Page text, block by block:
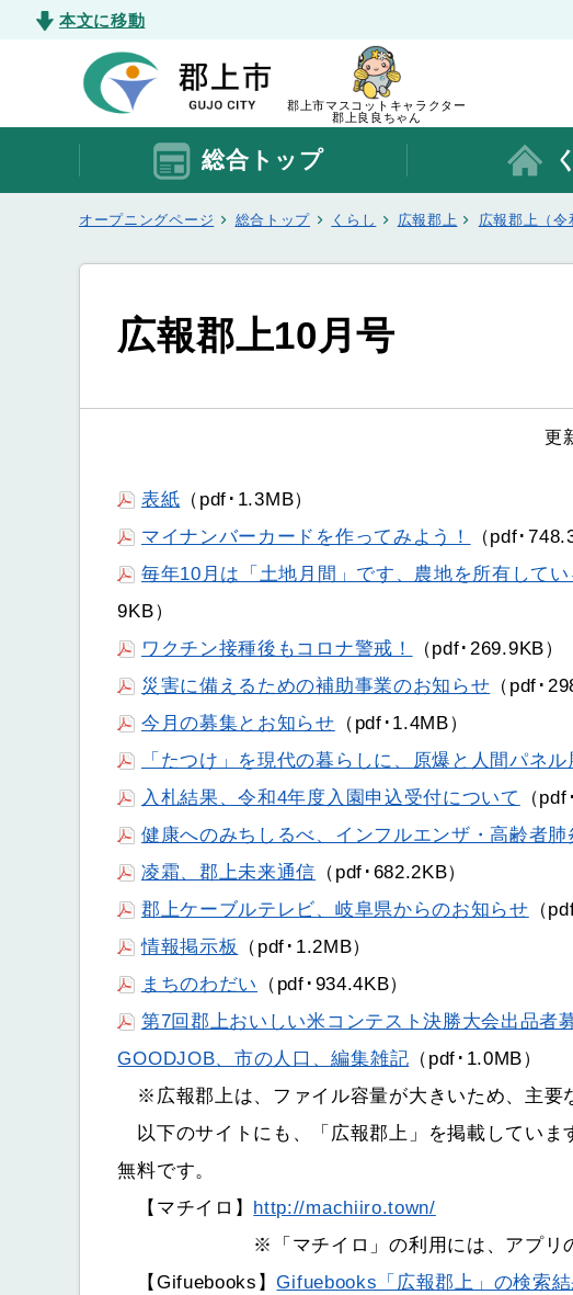
本文に移動
郡上市マスコットキャラクター
郡上良良ちゃん
総合トップ
オープニングページ 総合トップ くらし 広報郡上 広報郡上（令
広報郡上10月号
更
表紙 （pdf･1.3MB）
マイナンバーカードを作ってみよう！
（pdf･
毎年10月は「土地月間」です、農地を所有して
9KB）
ワクチン接種後もコロナ警戒！
（pdf･269.9KB）
災害に備えるための補助事業のお知らせ （pdf･
今月の募集とお知らせ （pdf･1.4MB）
「たつけ」を現代の暮らしに、原爆と人間パネ
入札結果、令和4年度入園申込受付について
（
健康へのみちしるべ、インフルエンザ・高齢者
凌霜、郡上未来通信 （pdf･682.2KB）
郡上ケーブルテレビ、岐阜県からのお知らせ （
情報掲示板
（pdf･1.2MB）
まちのわだい
（pdf･934.4KB）
第7回郡上おいしい米コンテスト決勝大会出品者
GOODJOB、市の人口、編集雑記 （pdf･1.0MB）
※広報郡上は、ファイル容量が大きいため、主要
以下のサイトにも、「広報郡上」を掲載していま
無料です。
【マチイロ】 http://machiiro.town/
※「マチイロ」の利用には、アプリのイ
【Gifuebooks】Gifuebooks「広報郡上」の検索結